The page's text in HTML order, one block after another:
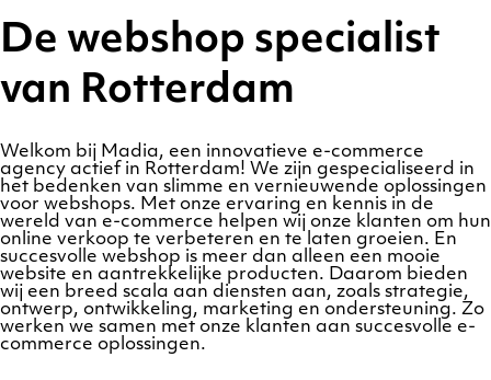
De webshop specialist
van Rotterdam
Welkom bij Madia, een innovatieve e-commerce
agency actief in Rotterdam! We zijn gespecialiseerd in
het bedenken van slimme en vernieuwende oplossingen
voor webshops. Met onze ervaring en kennis in de
wereld van e-commerce helpen wij onze klanten om hun
online verkoop te verbeteren en te laten groeien. En
succesvolle webshop is meer dan alleen een mooie
website en aantrekkelijke producten. Daarom bieden
wij een breed scala aan diensten aan, zoals strategie,
ontwerp, ontwikkeling, marketing en ondersteuning. Zo
werken we samen met onze klanten aan succesvolle e-
commerce oplossingen.